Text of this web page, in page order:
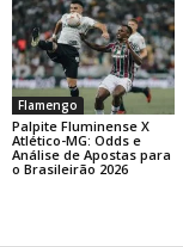
Flamengo
Palpite Fluminense X
Atlético-MG: Odds e
Análise de Apostas para
o Brasileirão 2026